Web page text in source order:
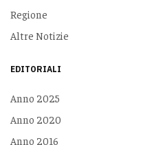
Regione
Altre Notizie
EDITORIALI
Anno 2025
Anno 2020
Anno 2016